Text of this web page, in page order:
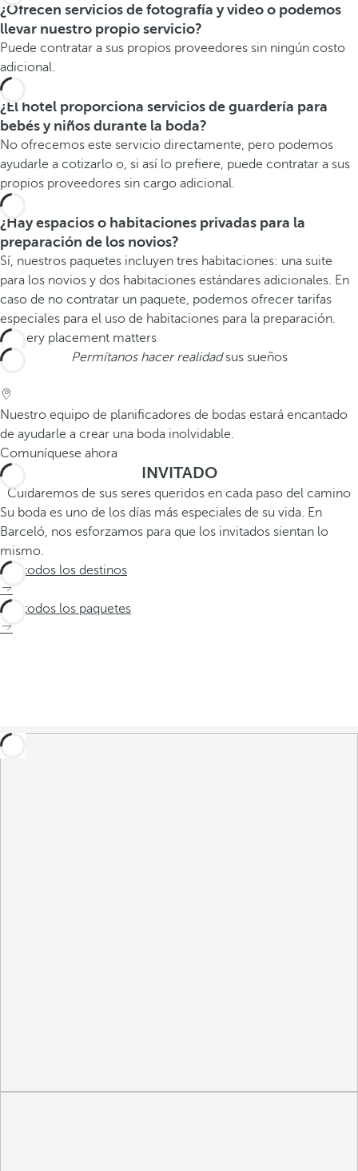
¿Ofrecen servicios de fotografía y video o podemos
llevar nuestro propio servicio?
Puede contratar a sus propios proveedores sin ningún costo
adicional.
¿El hotel proporciona servicios de guardería para
bebés y niños durante la boda?
No ofrecemos este servicio directamente, pero podemos
ayudarle a cotizarlo o, si así lo prefiere, puede contratar a sus
propios proveedores sin cargo adicional.
¿Hay espacios o habitaciones privadas para la
preparación de los novios?
Sí, nuestros paquetes incluyen tres habitaciones: una suite
para los novios y dos habitaciones estándares adicionales. En
caso de no contratar un paquete, podemos ofrecer tarifas
especiales para el uso de habitaciones para la preparación.
Permítanos hacer realidadsus sueños
Nuestro equipo de planificadores de bodas estará encantado
de ayudarle a crear una boda inolvidable.
Comuníquese ahora
INVITADO
Cuidaremos de sus seres queridos en cada paso del camino
Su boda es uno de los días más especiales de su vida. En
Barceló, nos esforzamos para que los invitados sientan lo
mismo.
Ver todos los destinos
Ver todos los paquetes